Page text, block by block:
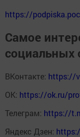
https://
Самое
социальных
ВКонтакте: https://
ОК: https://ok.ru/
Телеграм: https://
Яндекс Дзен: